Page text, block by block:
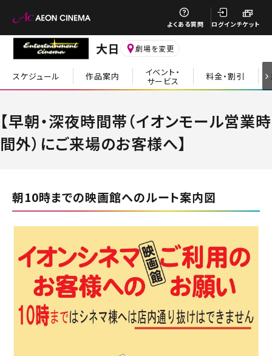
よくある質問 ログインチケット
閉じる
チケット購入
大日 劇場を変更
スケジュール 作品案内 イベント・
サービス 料金・割引
閉じる
お近くの劇場から選ぶ
四條畷
【早朝・深夜時間帯（イオンモール営業時
間外）にご来場のお客様へ】
朝10時までの映画館へのルート案内図
閉じる
閉じる